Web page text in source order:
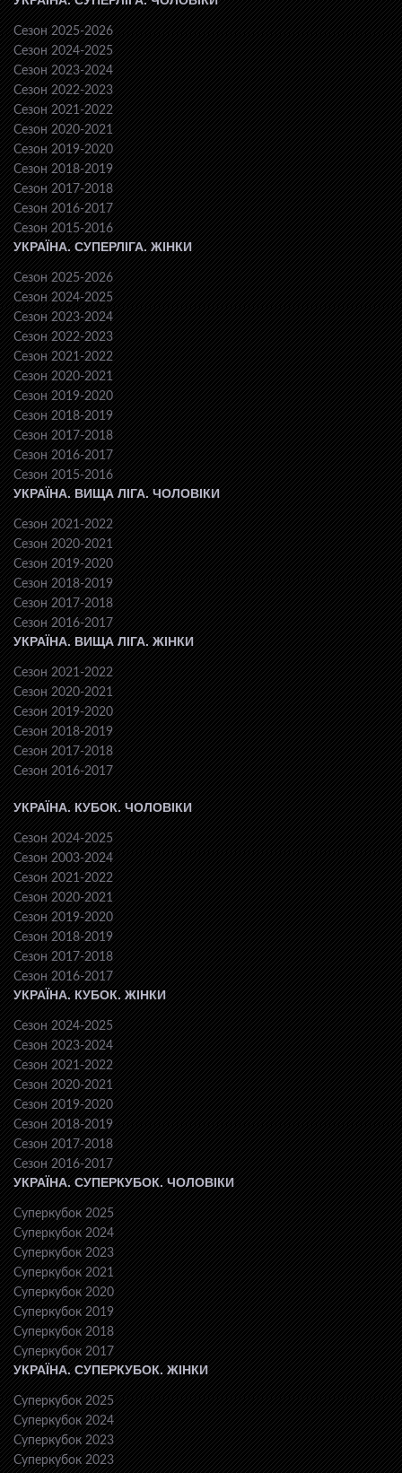
Сезон 2025-2026
Сезон 2024-2025
Сезон 2023-2024
Сезон 2022-2023
Сезон 2021-2022
Сезон 2020-2021
Сезон 2019-2020
Сезон 2018-2019
Сезон 2017-2018
Сезон 2016-2017
Сезон 2015-2016
УКРАЇНА. СУПЕРЛІГА. ЖІНКИ
Сезон 2025-2026
Сезон 2024-2025
Сезон 2023-2024
Сезон 2022-2023
Сезон 2021-2022
Сезон 2020-2021
Сезон 2019-2020
Сезон 2018-2019
Сезон 2017-2018
Сезон 2016-2017
Сезон 2015-2016
УКРАЇНА. ВИЩА ЛІГА. ЧОЛОВІКИ
Сезон 2021-2022
Сезон 2020-2021
Сезон 2019-2020
Сезон 2018-2019
Сезон 2017-2018
Сезон 2016-2017
УКРАЇНА. ВИЩА ЛІГА. ЖІНКИ
Сезон 2021-2022
Сезон 2020-2021
Сезон 2019-2020
Сезон 2018-2019
Сезон 2017-2018
Сезон 2016-2017
УКРАЇНА. КУБОК. ЧОЛОВІКИ
Сезон 2024-2025
Сезон 2003-2024
Сезон 2021-2022
Сезон 2020-2021
Сезон 2019-2020
Сезон 2018-2019
Сезон 2017-2018
Сезон 2016-2017
УКРАЇНА. КУБОК. ЖІНКИ
Сезон 2024-2025
Сезон 2023-2024
Сезон 2021-2022
Сезон 2020-2021
Сезон 2019-2020
Сезон 2018-2019
Сезон 2017-2018
Сезон 2016-2017
УКРАЇНА. СУПЕРКУБОК. ЧОЛОВІКИ
Суперкубок 2025
Суперкубок 2024
Суперкубок 2023
Суперкубок 2021
Суперкубок 2020
Суперкубок 2019
Суперкубок 2018
Суперкубок 2017
УКРАЇНА. СУПЕРКУБОК. ЖІНКИ
Суперкубок 2025
Суперкубок 2024
Суперкубок 2023
Суперкубок 2023